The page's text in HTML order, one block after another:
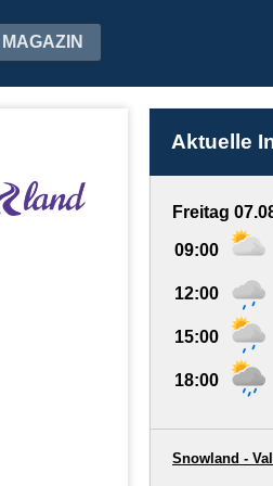
MAGAZIN
Aktuelle
Freitag
09:00
12:00
15:00
18:00
Snowland -